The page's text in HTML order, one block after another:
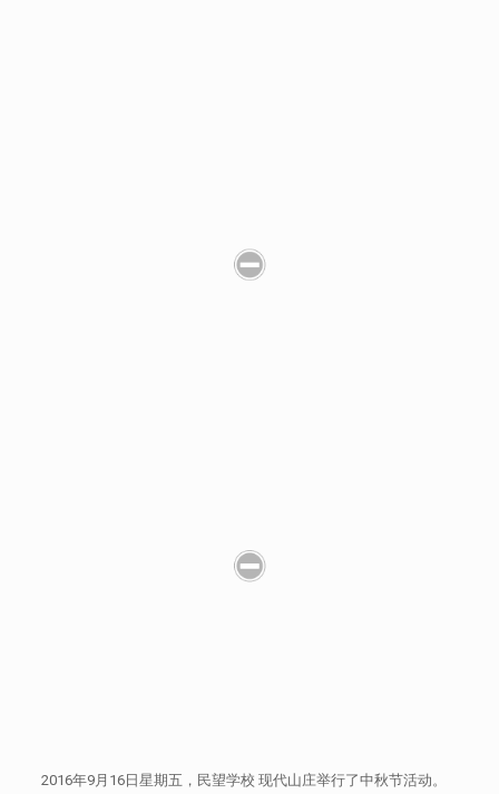
2016年9月16日星期五，民望学校 现代山庄举行了中秋节活动。